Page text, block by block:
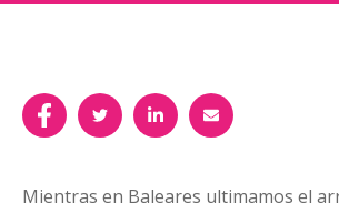
Mientras en Baleares ultimamos el